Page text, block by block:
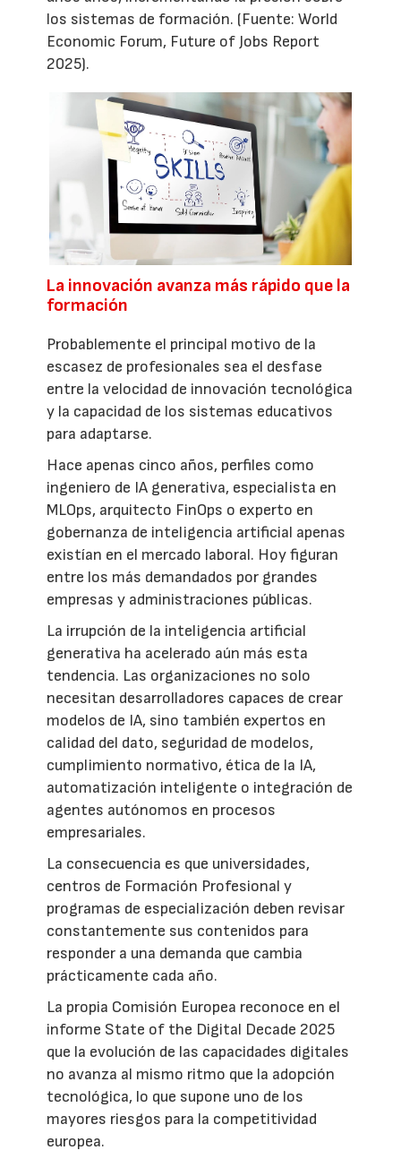
los sistemas de formación. (Fuente: World
Economic Forum, Future of Jobs Report
2025).
La innovación avanza más rápido que la
formación
Probablemente el principal motivo de la
escasez de profesionales sea el desfase
entre la velocidad de innovación tecnológica
y la capacidad de los sistemas educativos
para adaptarse.
Hace apenas cinco años, perfiles como
ingeniero de IA generativa, especialista en
MLOps, arquitecto FinOps o experto en
gobernanza de inteligencia artificial apenas
existían en el mercado laboral. Hoy figuran
entre los más demandados por grandes
empresas y administraciones públicas.
La irrupción de la inteligencia artificial
generativa ha acelerado aún más esta
tendencia. Las organizaciones no solo
necesitan desarrolladores capaces de crear
modelos de IA, sino también expertos en
calidad del dato, seguridad de modelos,
cumplimiento normativo, ética de la IA,
automatización inteligente o integración de
agentes autónomos en procesos
empresariales.
La consecuencia es que universidades,
centros de Formación Profesional y
programas de especialización deben revisar
constantemente sus contenidos para
responder a una demanda que cambia
prácticamente cada año.
La propia Comisión Europea reconoce en el
informe State of the Digital Decade 2025
que la evolución de las capacidades digitales
no avanza al mismo ritmo que la adopción
tecnológica, lo que supone uno de los
mayores riesgos para la competitividad
europea.